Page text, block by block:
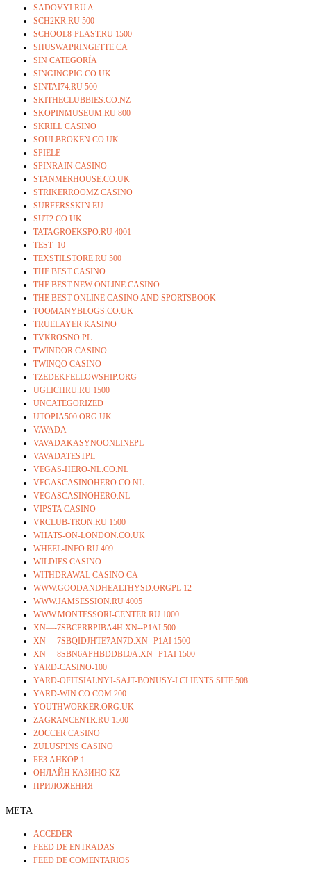
SADOVYI.RU A
SCH2KR.RU 500
SCHOOL8-PLAST.RU 1500
SHUSWAPRINGETTE.CA
SIN CATEGORÍA
SINGINGPIG.CO.UK
SINTAI74.RU 500
SKITHECLUBBIES.CO.NZ
SKOPINMUSEUM.RU 800
SKRILL CASINO
SOULBROKEN.CO.UK
SPIELE
SPINRAIN CASINO
STANMERHOUSE.CO.UK
STRIKERROOMZ CASINO
SURFERSSKIN.EU
SUT2.CO.UK
TATAGROEKSPO.RU 4001
TEST_10
TEXSTILSTORE.RU 500
THE BEST CASINO
THE BEST NEW ONLINE CASINO
THE BEST ONLINE CASINO AND SPORTSBOOK
TOOMANYBLOGS.CO.UK
TRUELAYER KASINO
TVKROSNO.PL
TWINDOR CASINO
TWINQO CASINO
TZEDEKFELLOWSHIP.ORG
UGLICHRU.RU 1500
UNCATEGORIZED
UTOPIA500.ORG.UK
VAVADA
VAVADAKASYNOONLINEPL
VAVADATESTPL
VEGAS-HERO-NL.CO.NL
VEGASCASINOHERO.CO.NL
VEGASCASINOHERO.NL
VIPSTA CASINO
VRCLUB-TRON.RU 1500
WHATS-ON-LONDON.CO.UK
WHEEL-INFO.RU 409
WILDIES CASINO
WITHDRAWAL CASINO CA
WWW.GOODANDHEALTHYSD.ORGPL 12
WWW.JAMSESSION.RU 4005
WWW.MONTESSORI-CENTER.RU 1000
XN—-7SBCPRRPIBA4H.XN--P1AI 500
XN—-7SBQIDJHTE7AN7D.XN--P1AI 1500
XN—-8SBN6APHBDDBL0A.XN--P1AI 1500
YARD-CASINO-100
YARD-OFITSIALNYJ-SAJT-BONUSY-I.CLIENTS.SITE 508
YARD-WIN.CO.COM 200
YOUTHWORKER.ORG.UK
ZAGRANCENTR.RU 1500
ZOCCER CASINO
ZULUSPINS CASINO
БЕЗ АНКОР 1
ОНЛАЙН КАЗИНО KZ
ПРИЛОЖЕНИЯ
META
ACCEDER
FEED DE ENTRADAS
FEED DE COMENTARIOS